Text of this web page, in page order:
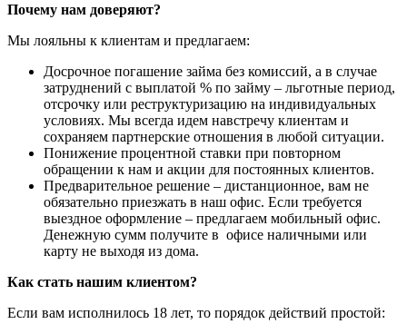
Почему нам доверяют?
Мы лояльны к клиентам и предлагаем:
Досрочное погашение займа без комиссий, а в случае
затруднений с выплатой % по займу – льготные период,
отсрочку или реструктуризацию на индивидуальных
условиях. Мы всегда идем навстречу клиентам и
сохраняем партнерские отношения в любой ситуации.
Понижение процентной ставки при повторном
обращении к нам и акции для постоянных клиентов.
Предварительное решение – дистанционное, вам не
обязательно приезжать в наш офис. Если требуется
выездное оформление – предлагаем мобильный офис.
Денежную сумм получите в офисе наличными или
карту не выходя из дома.
Как стать нашим клиентом?
Если вам исполнилось 18 лет, то порядок действий простой: